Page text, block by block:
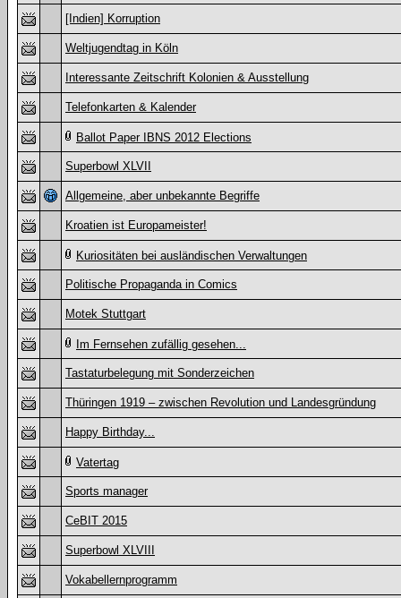
[Indien] Korruption
Weltjugendtag in Köln
Interessante Zeitschrift Kolonien & Ausstellung
Telefonkarten & Kalender
Ballot Paper IBNS 2012 Elections
Superbowl XLVII
Allgemeine, aber unbekannte Begriffe
Kroatien ist Europameister!
Kuriositäten bei ausländischen Verwaltungen
Politische Propaganda in Comics
Motek Stuttgart
Im Fernsehen zufällig gesehen...
Tastaturbelegung mit Sonderzeichen
Thüringen 1919 – zwischen Revolution und Landesgründung
Happy Birthday...
Vatertag
Sports manager
CeBIT 2015
Superbowl XLVIII
Vokabellernprogramm